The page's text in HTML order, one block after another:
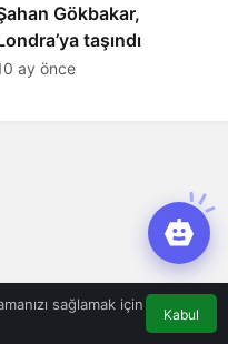
Gökbakar,
taşındı
ay önce
sağlamak için
Kabul